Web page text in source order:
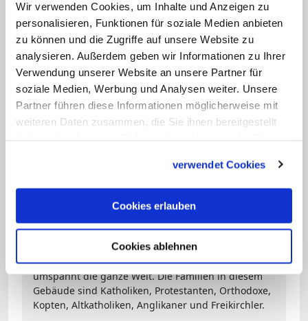
Wir verwenden Cookies, um Inhalte und Anzeigen zu
personalisieren, Funktionen für soziale Medien anbieten
zu können und die Zugriffe auf unsere Website zu
analysieren. Außerdem geben wir Informationen zu Ihrer
Verwendung unserer Website an unsere Partner für
soziale Medien, Werbung und Analysen weiter. Unsere
Partner führen diese Informationen möglicherweise mit
weiteren Daten zusammen, die Sie ihnen bereitgestellt
verwendet Cookies
Cookies erlauben
Cookies ablehnen
Weltbund nähere sich dem Gedenken an
die Reformation im "Geiste der
ökumenischen Zuverlässigkeit" an. Er sei
überzeugt, dass die gemeinsame Arbeit
für eine Versöhnung zwischen
Lutheranern und Katholiken zugleich
Dossier Ökumene: Was verbindet? Was
Ein Haus mit vielen Wohnungen: So lässt sich -
vereinfacht - die Ökumene beschreiben. Das Haus,
das viele Kirchen und Gemeinschaften beherbergt,
umspannt die ganze Welt. Die Familien in diesem
Gebäude sind Katholiken, Protestanten, Orthodoxe,
Kopten, Altkatholiken, Anglikaner und Freikirchler.